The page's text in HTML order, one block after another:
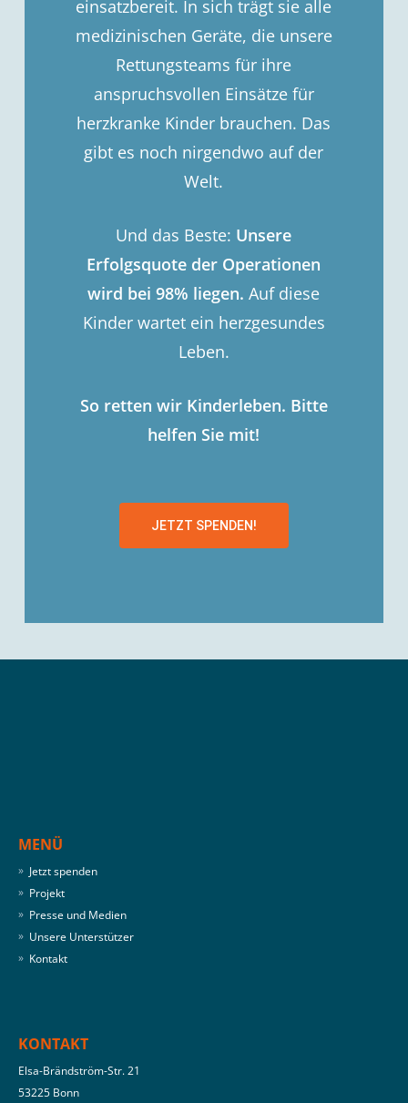
einsatzbereit. In sich trägt sie alle
medizinischen Geräte, die unsere
Rettungsteams für ihre
anspruchsvollen Einsätze für
herzkranke Kinder brauchen. Das
gibt es noch nirgendwo auf der
Welt.
Und das Beste: Unsere
Erfolgsquote der Operationen
wird bei 98% liegen. Auf diese
Kinder wartet ein herzgesundes
Leben.
So retten wir Kinderleben. Bitte
helfen Sie mit!
JETZT SPENDEN!
MENÜ
Jetzt spenden
Projekt
Presse und Medien
Unsere Unterstützer
Kontakt
KONTAKT
Elsa-Brändström-Str. 21
53225 Bonn